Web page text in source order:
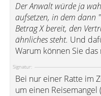
Der Anwalt würde ja
aufsetzen, in dem dann
Betrag X bereit, den
ähnliches steht. Und
Warum können Sie
Signatur:
Bei nur einer Ratte im
um einen Reisemangel